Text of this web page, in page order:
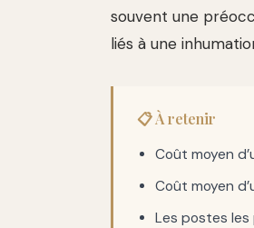
souvent une
liés à une
📋 À retenir
Coût moyen
Coût moyen
Les postes les